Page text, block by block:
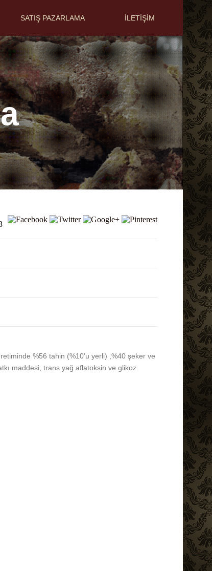
İLETİŞİM
SATIŞ PAZARLAMA
%56 tahin (%10’u yerli) ,%40 şeker ve
maddesi, trans yağ aflatoksin ve glikoz